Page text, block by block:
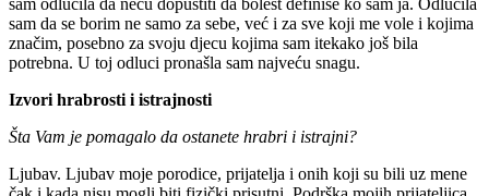
sam da se borim ne samo za sebe, već i za sve koji me vole i kojima
značim, posebno za svoju djecu kojima sam itekako još bila
potrebna. U toj odluci pronašla sam najveću snagu.
Izvori hrabrosti i istrajnosti
Šta Vam je pomagalo da ostanete hrabri i istrajni?
Ljubav. Ljubav moje porodice, prijatelja i onih koji su bili uz mene